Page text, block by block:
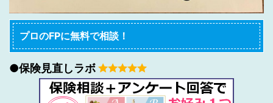
プロのFPに無料で相談！
●保険見直しラボ